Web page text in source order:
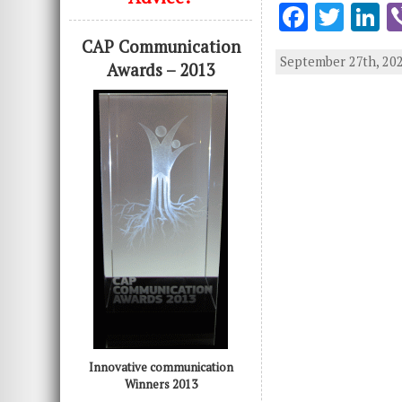
CAP Communication
Awards – 2013
Innovative communication
Winners 2013
F
ac
e
T
it k
September 27th,